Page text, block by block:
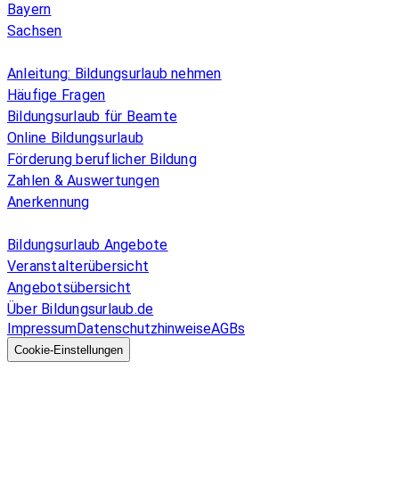
Bayern
Sachsen
Anleitung: Bildungsurlaub nehmen
Häufige Fragen
Bildungsurlaub für Beamte
Online Bildungsurlaub
Förderung beruflicher Bildung
Zahlen & Auswertungen
Anerkennung
Bildungsurlaub Angebote
Veranstalterübersicht
Angebotsübersicht
Über Bildungsurlaub.de
ImpressumDatenschutzhinweiseAGBs
Cookie-Einstellungen